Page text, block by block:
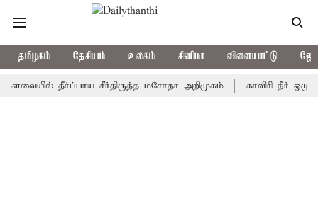
தமிழகம் தேசியம் உலகம் சினிமா விளையாட்டு
தீர்ப்பாய சீர்திருத்த மசோதா அறிமுகம் காவிரி நீர்